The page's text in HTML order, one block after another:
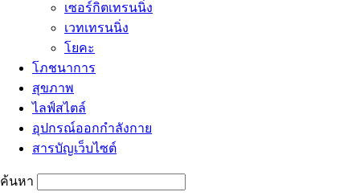
เซอร์กิตเทรนนิ่ง
เวทเทรนนิ่ง
โยคะ
โภชนาการ
สุขภาพ
ไลฟ์สไตล์
อุปกรณ์ออกกำลังกาย
สารบัญเว็บไซต์
ค้นหา